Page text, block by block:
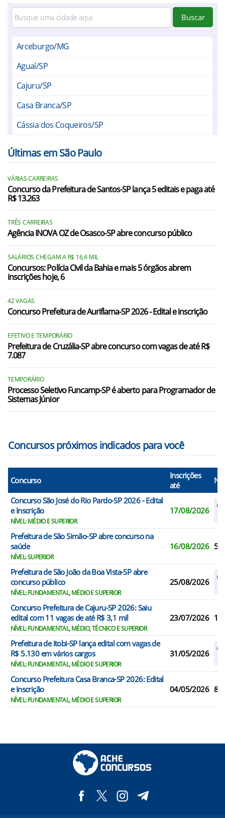
Buscar
Arceburgo/MG
Aguaí/SP
Cajuru/SP
Casa Branca/SP
Cássia dos Coqueiros/SP
Itobi/SP
Leme/SP
Luís Antônio/SP
Mococa/SP
Pirassununga/SP
Porto Ferreira/SP
Santa Cruz da Conceição/SP
Santa Cruz da Esperança/SP
Santa Cruz das Palmeiras/SP
Santa Rita do Passa Quatro/SP
Santa Rosa de Viterbo/SP
São João da Boa Vista/SP
Últimas em São Paulo
VÁRIAS CARREIRAS
Concurso da Prefeitura de Santos-SP lança 5 editais e paga até
R$ 13.263
TRÊS CARREIRAS
Agência INOVA OZ de Osasco-SP abre concurso público
SALÁRIOS CHEGAM A R$ 16,4 MIL
Concursos: Polícia Civil da Bahia e mais 5 órgãos abrem
inscrições hoje, 6
42 VAGAS
Concurso Prefeitura de Auriflama-SP 2026 - Edital e inscrição
EFETIVO E TEMPORÁRIO
Prefeitura de Cruzália-SP abre concurso com vagas de até R$
7.087
TEMPORÁRIO
Processo Seletivo Funcamp-SP é aberto para Programador de
Sistemas Júnior
Concursos próximos indicados para você
Concurso
Inscrições
até
N°
Concurso São José do Rio Pardo-SP 2026 - Edital
e Inscrição
NÍVEL: MÉDIO E SUPERIOR
17/08/2026
Prefeitura de São Simão-SP abre concurso na
saúde
NÍVEL: SUPERIOR
16/08/2026 5
Prefeitura de São João da Boa Vista-SP abre
concurso público
NÍVEL: FUNDAMENTAL, MÉDIO E SUPERIOR
25/08/2026
Concurso Prefeitura de Cajuru-SP 2026: Saiu
edital com 11 vagas de até R$ 3,1 mil
NÍVEL: FUNDAMENTAL, MÉDIO, TÉCNICO E SUPERIOR
23/07/2026 11
Prefeitura de Itobi-SP lança edital com vagas de
R$ 5.130 em vários cargos
NÍVEL: FUNDAMENTAL, MÉDIO E SUPERIOR
31/05/2026
Concurso Prefeitura Casa Branca-SP 2026: Edital
e Inscrição
NÍVEL: FUNDAMENTAL, MÉDIO E SUPERIOR
04/05/2026 83